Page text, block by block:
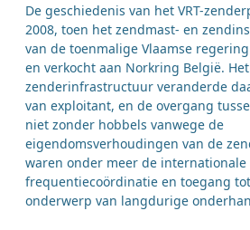
De geschiedenis van het VRT-
2008, toen het zendmast- en
van de toenmalige Vlaamse
en verkocht aan Norkring België.
zenderinfrastructuur veranderde
van exploitant, en de overgang
niet zonder hobbels vanwege de
eigendomsverhoudingen van de
waren onder meer de internationale
frequentiecoördinatie en toegang
onderwerp van langdurige